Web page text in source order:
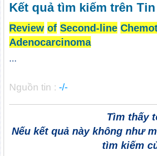
Kết quả tìm kiếm trên
Review of Second-line
Adenocarcinoma
...
Nguồn tin : -/-
Tìm thấy
Nếu kết quả này không như
tìm kiếm